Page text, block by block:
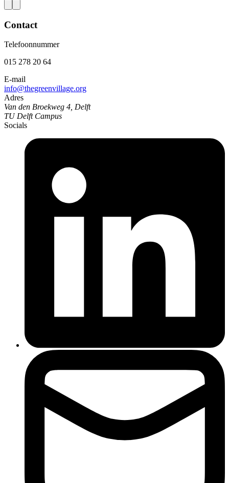
Contact
Telefoonnummer
015 278 20 64
E-mail
info@thegreenvillage.org
Adres
Van den Broekweg 4, Delft
TU Delft Campus
Socials